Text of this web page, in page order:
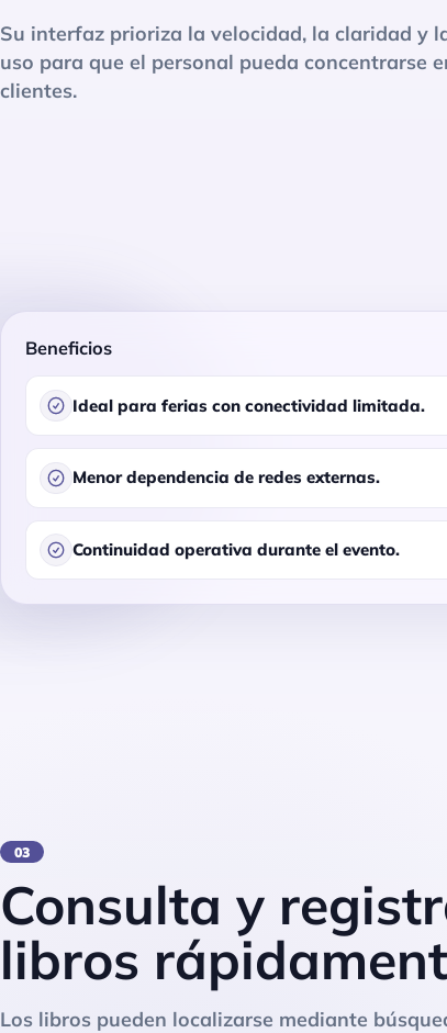
Su interfaz prioriza la velocidad, la claridad y
uso para que el personal pueda concentrarse
clientes.
Beneficios
Ideal para ferias con conectividad limitada.
Menor dependencia de redes externas.
Continuidad operativa durante el evento.
03
Consulta y
libros
Los libros pueden localizarse mediante